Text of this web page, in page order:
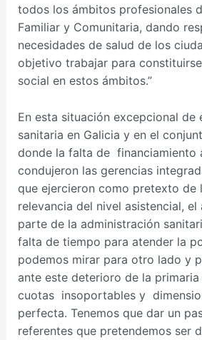
todos los ámbitos profesionales
Familiar y Comunitaria, dando
necesidades de salud de los
objetivo trabajar para
social en estos ámbitos.”
En esta situación excepcional de
sanitaria en Galicia y en el
donde la falta de financiamiento
condujeron las gerencias
que ejercieron como pretexto de
relevancia del nivel asistencial,
parte de la administración
falta de tiempo para atender la
podemos mirar para otro lado y
ante este deterioro de la primaria
cuotas insoportables y
perfecta. Tenemos que dar un
referentes que pretendemos ser